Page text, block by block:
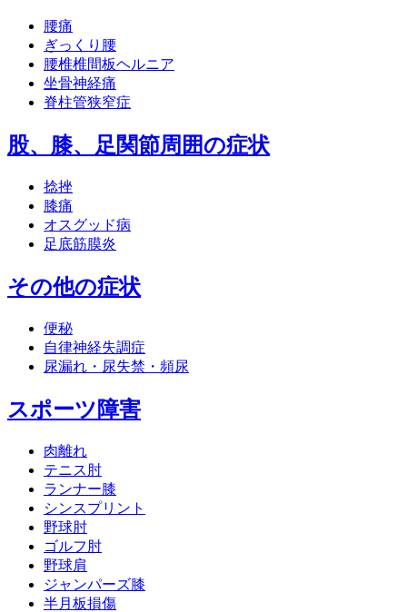
腰痛
ぎっくり腰
腰椎椎間板ヘルニア
坐骨神経痛
脊柱管狭窄症
股、膝、足関節周囲の症状
捻挫
膝痛
オスグッド病
足底筋膜炎
その他の症状
便秘
自律神経失調症
尿漏れ・尿失禁・頻尿
スポーツ障害
肉離れ
テニス肘
ランナー膝
シンスプリント
野球肘
ゴルフ肘
野球肩
ジャンパーズ膝
半月板損傷